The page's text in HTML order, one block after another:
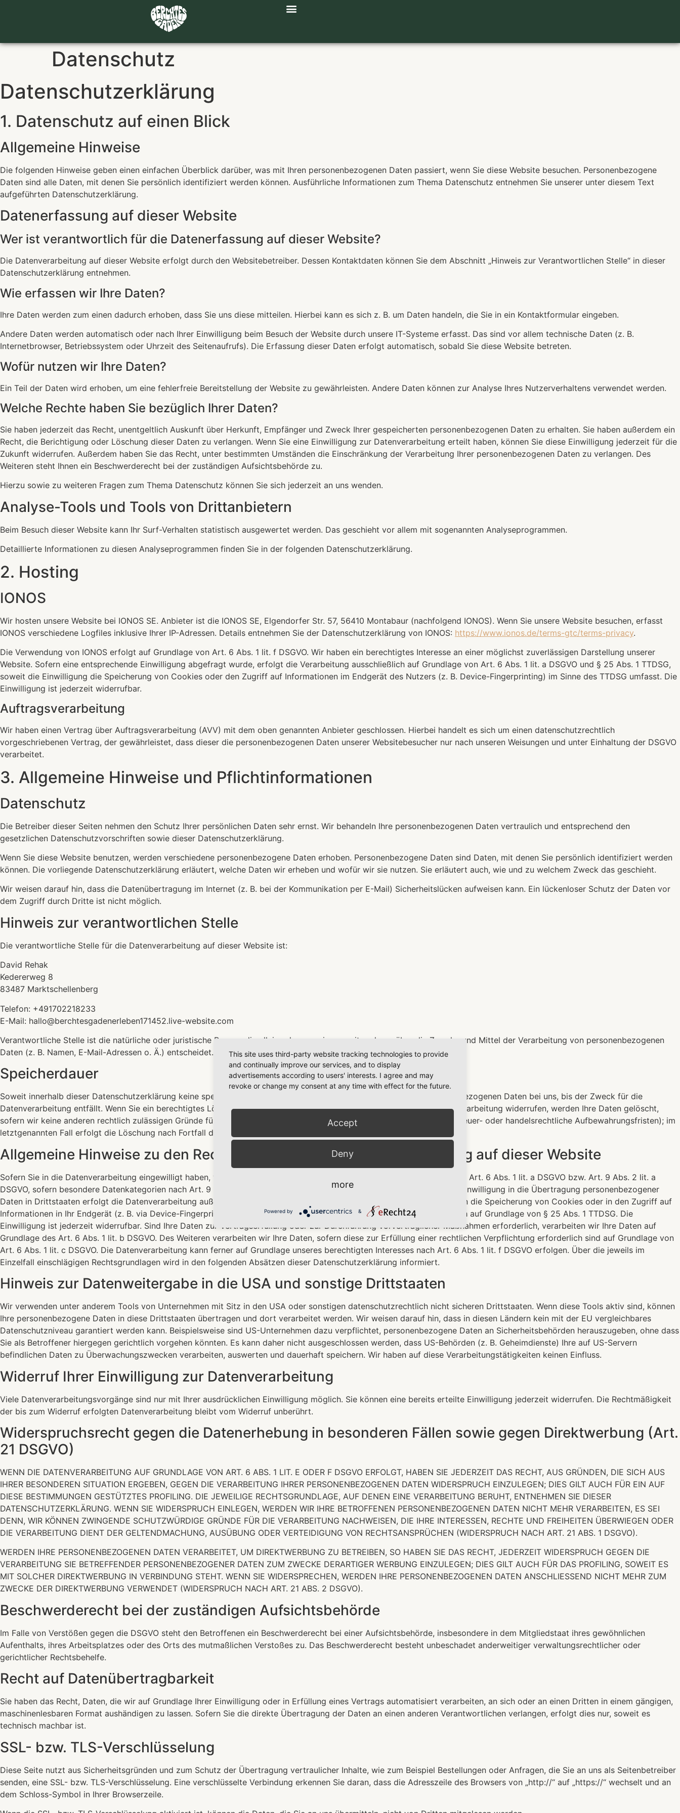
Datenschutz
Datenschutz­erklärung
1. Datenschutz auf einen Blick
Allgemeine Hinweise
Die folgenden Hinweise geben einen einfachen Überblick darüber, was mit Ihren personenbezogenen Daten passiert, wenn Sie diese Website besuchen. Personenbezogene
Daten sind alle Daten, mit denen Sie persönlich identifiziert werden können. Ausführliche Informationen zum Thema Datenschutz entnehmen Sie unserer unter diesem Text
aufgeführten Datenschutzerklärung.
Datenerfassung auf dieser Website
Wer ist verantwortlich für die Datenerfassung auf dieser Website?
Die Datenverarbeitung auf dieser Website erfolgt durch den Websitebetreiber. Dessen Kontaktdaten können Sie dem Abschnitt „Hinweis zur Verantwortlichen Stelle“ in dieser
Datenschutzerklärung entnehmen.
Wie erfassen wir Ihre Daten?
Ihre Daten werden zum einen dadurch erhoben, dass Sie uns diese mitteilen. Hierbei kann es sich z. B. um Daten handeln, die Sie in ein Kontaktformular eingeben.
Andere Daten werden automatisch oder nach Ihrer Einwilligung beim Besuch der Website durch unsere IT-Systeme erfasst. Das sind vor allem technische Daten (z. B.
Internetbrowser, Betriebssystem oder Uhrzeit des Seitenaufrufs). Die Erfassung dieser Daten erfolgt automatisch, sobald Sie diese Website betreten.
Wofür nutzen wir Ihre Daten?
Ein Teil der Daten wird erhoben, um eine fehlerfreie Bereitstellung der Website zu gewährleisten. Andere Daten können zur Analyse Ihres Nutzerverhaltens verwendet werden.
Welche Rechte haben Sie bezüglich Ihrer Daten?
Sie haben jederzeit das Recht, unentgeltlich Auskunft über Herkunft, Empfänger und Zweck Ihrer gespeicherten personenbezogenen Daten zu erhalten. Sie haben außerdem ein
Recht, die Berichtigung oder Löschung dieser Daten zu verlangen. Wenn Sie eine Einwilligung zur Datenverarbeitung erteilt haben, können Sie diese Einwilligung jederzeit für die
Zukunft widerrufen. Außerdem haben Sie das Recht, unter bestimmten Umständen die Einschränkung der Verarbeitung Ihrer personenbezogenen Daten zu verlangen. Des
Weiteren steht Ihnen ein Beschwerderecht bei der zuständigen Aufsichtsbehörde zu.
Hierzu sowie zu weiteren Fragen zum Thema Datenschutz können Sie sich jederzeit an uns wenden.
Analyse-Tools und Tools von Dritt­anbietern
Beim Besuch dieser Website kann Ihr Surf-Verhalten statistisch ausgewertet werden. Das geschieht vor allem mit sogenannten Analyseprogrammen.
Detaillierte Informationen zu diesen Analyseprogrammen finden Sie in der folgenden Datenschutzerklärung.
2. Hosting
IONOS
Wir hosten unsere Website bei IONOS SE. Anbieter ist die IONOS SE, Elgendorfer Str. 57, 56410 Montabaur (nachfolgend IONOS). Wenn Sie unsere Website besuchen, erfasst
IONOS verschiedene Logfiles inklusive Ihrer IP-Adressen. Details entnehmen Sie der Datenschutzerklärung von IONOS: https://www.ionos.de/terms-gtc/terms-privacy.
Die Verwendung von IONOS erfolgt auf Grundlage von Art. 6 Abs. 1 lit. f DSGVO. Wir haben ein berechtigtes Interesse an einer möglichst zuverlässigen Darstellung unserer
Website. Sofern eine entsprechende Einwilligung abgefragt wurde, erfolgt die Verarbeitung ausschließlich auf Grundlage von Art. 6 Abs. 1 lit. a DSGVO und § 25 Abs. 1 TTDSG,
soweit die Einwilligung die Speicherung von Cookies oder den Zugriff auf Informationen im Endgerät des Nutzers (z. B. Device-Fingerprinting) im Sinne des TTDSG umfasst. Die
Einwilligung ist jederzeit widerrufbar.
Auftragsverarbeitung
Wir haben einen Vertrag über Auftragsverarbeitung (AVV) mit dem oben genannten Anbieter geschlossen. Hierbei handelt es sich um einen datenschutzrechtlich
vorgeschriebenen Vertrag, der gewährleistet, dass dieser die personenbezogenen Daten unserer Websitebesucher nur nach unseren Weisungen und unter Einhaltung der DSGVO
verarbeitet.
3. Allgemeine Hinweise und Pflicht­informationen
Datenschutz
Die Betreiber dieser Seiten nehmen den Schutz Ihrer persönlichen Daten sehr ernst. Wir behandeln Ihre personenbezogenen Daten vertraulich und entsprechend den
gesetzlichen Datenschutzvorschriften sowie dieser Datenschutzerklärung.
Wenn Sie diese Website benutzen, werden verschiedene personenbezogene Daten erhoben. Personenbezogene Daten sind Daten, mit denen Sie persönlich identifiziert werden
können. Die vorliegende Datenschutzerklärung erläutert, welche Daten wir erheben und wofür wir sie nutzen. Sie erläutert auch, wie und zu welchem Zweck das geschieht.
Wir weisen darauf hin, dass die Datenübertragung im Internet (z. B. bei der Kommunikation per E-Mail) Sicherheitslücken aufweisen kann. Ein lückenloser Schutz der Daten vor
dem Zugriff durch Dritte ist nicht möglich.
Hinweis zur verantwortlichen Stelle
Die verantwortliche Stelle für die Datenverarbeitung auf dieser Website ist:
David Rehak
Kedererweg 8
83487 Marktschellenberg
Telefon: +491702218233
E-Mail: hallo@berchtesgadenerleben171452.live-website.com
Verantwortliche Stelle ist die natürliche oder juristische Person, die allein oder gemeinsam mit anderen über die Zwecke und Mittel der Verarbeitung von personenbezogenen
Daten (z. B. Namen, E-Mail-Adressen o. Ä.) entscheidet.
Speicherdauer
Soweit innerhalb dieser Datenschutzerklärung keine speziellere Speicherdauer genannt wurde, verbleiben Ihre personenbezogenen Daten bei uns, bis der Zweck für die
Datenverarbeitung entfällt. Wenn Sie ein berechtigtes Löschersuchen geltend machen oder eine Einwilligung zur Datenverarbeitung widerrufen, werden Ihre Daten gelöscht,
sofern wir keine anderen rechtlich zulässigen Gründe für die Speicherung Ihrer personenbezogenen Daten haben (z. B. steuer- oder handelsrechtliche Aufbewahrungsfristen); im
letztgenannten Fall erfolgt die Löschung nach Fortfall dieser Gründe.
Allgemeine Hinweise zu den Rechtsgrundlagen der Datenverarbeitung auf dieser Website
Sofern Sie in die Datenverarbeitung eingewilligt haben, verarbeiten wir Ihre personenbezogenen Daten auf Grundlage von Art. 6 Abs. 1 lit. a DSGVO bzw. Art. 9 Abs. 2 lit. a
DSGVO, sofern besondere Datenkategorien nach Art. 9 Abs. 1 DSGVO verarbeitet werden. Im Falle einer ausdrücklichen Einwilligung in die Übertragung personenbezogener
Daten in Drittstaaten erfolgt die Datenverarbeitung außerdem auf Grundlage von Art. 49 Abs. 1 lit. a DSGVO. Sofern Sie in die Speicherung von Cookies oder in den Zugriff auf
Informationen in Ihr Endgerät (z. B. via Device-Fingerprinting) eingewilligt haben, erfolgt die Datenverarbeitung zusätzlich auf Grundlage von § 25 Abs. 1 TTDSG. Die
Einwilligung ist jederzeit widerrufbar. Sind Ihre Daten zur Vertragserfüllung oder zur Durchführung vorvertraglicher Maßnahmen erforderlich, verarbeiten wir Ihre Daten auf
Grundlage des Art. 6 Abs. 1 lit. b DSGVO. Des Weiteren verarbeiten wir Ihre Daten, sofern diese zur Erfüllung einer rechtlichen Verpflichtung erforderlich sind auf Grundlage von
Art. 6 Abs. 1 lit. c DSGVO. Die Datenverarbeitung kann ferner auf Grundlage unseres berechtigten Interesses nach Art. 6 Abs. 1 lit. f DSGVO erfolgen. Über die jeweils im
Einzelfall einschlägigen Rechtsgrundlagen wird in den folgenden Absätzen dieser Datenschutzerklärung informiert.
Hinweis zur Datenweitergabe in die USA und sonstige Drittstaaten
Wir verwenden unter anderem Tools von Unternehmen mit Sitz in den USA oder sonstigen datenschutzrechtlich nicht sicheren Drittstaaten. Wenn diese Tools aktiv sind, können
Ihre personenbezogene Daten in diese Drittstaaten übertragen und dort verarbeitet werden. Wir weisen darauf hin, dass in diesen Ländern kein mit der EU vergleichbares
Datenschutzniveau garantiert werden kann. Beispielsweise sind US-Unternehmen dazu verpflichtet, personenbezogene Daten an Sicherheitsbehörden herauszugeben, ohne dass
Sie als Betroffener hiergegen gerichtlich vorgehen könnten. Es kann daher nicht ausgeschlossen werden, dass US-Behörden (z. B. Geheimdienste) Ihre auf US-Servern
befindlichen Daten zu Überwachungszwecken verarbeiten, auswerten und dauerhaft speichern. Wir haben auf diese Verarbeitungstätigkeiten keinen Einfluss.
Widerruf Ihrer Einwilligung zur Datenverarbeitung
Viele Datenverarbeitungsvorgänge sind nur mit Ihrer ausdrücklichen Einwilligung möglich. Sie können eine bereits erteilte Einwilligung jederzeit widerrufen. Die Rechtmäßigkeit
der bis zum Widerruf erfolgten Datenverarbeitung bleibt vom Widerruf unberührt.
Widerspruchsrecht gegen die Datenerhebung in besonderen Fällen sowie gegen Direktwerbung (Art.
21 DSGVO)
WENN DIE DATENVERARBEITUNG AUF GRUNDLAGE VON ART. 6 ABS. 1 LIT. E ODER F DSGVO ERFOLGT, HABEN SIE JEDERZEIT DAS RECHT, AUS GRÜNDEN, DIE SICH AUS
IHRER BESONDEREN SITUATION ERGEBEN, GEGEN DIE VERARBEITUNG IHRER PERSONENBEZOGENEN DATEN WIDERSPRUCH EINZULEGEN; DIES GILT AUCH FÜR EIN AUF
DIESE BESTIMMUNGEN GESTÜTZTES PROFILING. DIE JEWEILIGE RECHTSGRUNDLAGE, AUF DENEN EINE VERARBEITUNG BERUHT, ENTNEHMEN SIE DIESER
DATENSCHUTZERKLÄRUNG. WENN SIE WIDERSPRUCH EINLEGEN, WERDEN WIR IHRE BETROFFENEN PERSONENBEZOGENEN DATEN NICHT MEHR VERARBEITEN, ES SEI
DENN, WIR KÖNNEN ZWINGENDE SCHUTZWÜRDIGE GRÜNDE FÜR DIE VERARBEITUNG NACHWEISEN, DIE IHRE INTERESSEN, RECHTE UND FREIHEITEN ÜBERWIEGEN ODER
DIE VERARBEITUNG DIENT DER GELTENDMACHUNG, AUSÜBUNG ODER VERTEIDIGUNG VON RECHTSANSPRÜCHEN (WIDERSPRUCH NACH ART. 21 ABS. 1 DSGVO).
WERDEN IHRE PERSONENBEZOGENEN DATEN VERARBEITET, UM DIREKTWERBUNG ZU BETREIBEN, SO HABEN SIE DAS RECHT, JEDERZEIT WIDERSPRUCH GEGEN DIE
VERARBEITUNG SIE BETREFFENDER PERSONENBEZOGENER DATEN ZUM ZWECKE DERARTIGER WERBUNG EINZULEGEN; DIES GILT AUCH FÜR DAS PROFILING, SOWEIT ES
MIT SOLCHER DIREKTWERBUNG IN VERBINDUNG STEHT. WENN SIE WIDERSPRECHEN, WERDEN IHRE PERSONENBEZOGENEN DATEN ANSCHLIESSEND NICHT MEHR ZUM
ZWECKE DER DIREKTWERBUNG VERWENDET (WIDERSPRUCH NACH ART. 21 ABS. 2 DSGVO).
Beschwerde­recht bei der zuständigen Aufsichts­behörde
Im Falle von Verstößen gegen die DSGVO steht den Betroffenen ein Beschwerderecht bei einer Aufsichtsbehörde, insbesondere in dem Mitgliedstaat ihres gewöhnlichen
Aufenthalts, ihres Arbeitsplatzes oder des Orts des mutmaßlichen Verstoßes zu. Das Beschwerderecht besteht unbeschadet anderweitiger verwaltungsrechtlicher oder
gerichtlicher Rechtsbehelfe.
Recht auf Daten­übertrag­barkeit
Sie haben das Recht, Daten, die wir auf Grundlage Ihrer Einwilligung oder in Erfüllung eines Vertrags automatisiert verarbeiten, an sich oder an einen Dritten in einem gängigen,
maschinenlesbaren Format aushändigen zu lassen. Sofern Sie die direkte Übertragung der Daten an einen anderen Verantwortlichen verlangen, erfolgt dies nur, soweit es
technisch machbar ist.
SSL- bzw. TLS-Verschlüsselung
Diese Seite nutzt aus Sicherheitsgründen und zum Schutz der Übertragung vertraulicher Inhalte, wie zum Beispiel Bestellungen oder Anfragen, die Sie an uns als Seitenbetreiber
senden, eine SSL- bzw. TLS-Verschlüsselung. Eine verschlüsselte Verbindung erkennen Sie daran, dass die Adresszeile des Browsers von „http://“ auf „https://“ wechselt und an
dem Schloss-Symbol in Ihrer Browserzeile.
This site uses third-party website tracking technologies to provide
and continually improve our services, and to display
advertisements according to users' interests. I agree and may
revoke or change my consent at any time with effect for the future.
Accept
Deny
more
Powered by &